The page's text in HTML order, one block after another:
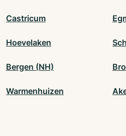
Castricum
Hoevelaken
Bergen (NH)
Warmenhuizen